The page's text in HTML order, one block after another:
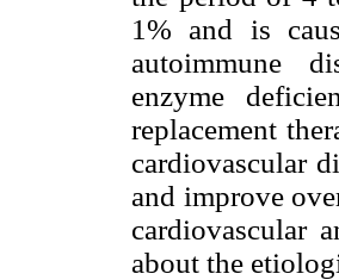
1% and is
autoimmune
enzyme
replacement
cardiovascular
and improve
cardiovascular
about the